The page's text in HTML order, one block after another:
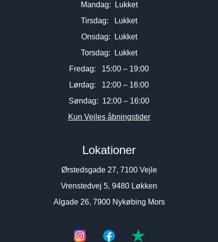
Mandag: Lukket
Tirsdag: Lukket
Onsdag: Lukket
Torsdag: Lukket
Fredag: 15:00 – 19:00
Lørdag: 12:00 – 16:00
Søndag: 12:00 – 16:00
Kun Vejles åbningstider
Lokationer
Ørstedsgade 27, 7100 Vejle
Vrenstedvej 5, 9480 Løkken
Algade 26, 7900 Nykøbing Mors